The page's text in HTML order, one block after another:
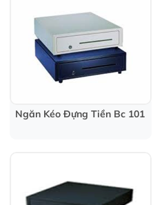
Ngăn Kéo Đựng Tiền Bc 101